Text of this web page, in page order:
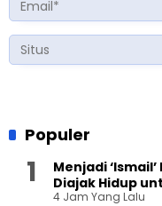
Populer
Menjadi
Diajak Hidup
4 Jam Yang Lalu